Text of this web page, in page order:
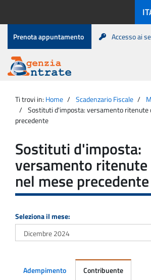
contenuto
Menu
di
servizio
Prenota appuntamento Accesso ai
Agenzia
Entrate
principale
Ti trovi in: Home Scadenzario Fiscale
Sostituti d'imposta: versamento ritenute
precedente
Sostituti d'imposta:
versamento
nel mese precedente
Seleziona il mese:
Adempimento Contribuente